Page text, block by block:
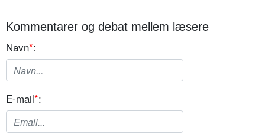
Kommentarer og debat mellem læsere
Navn*:
E-mail*: